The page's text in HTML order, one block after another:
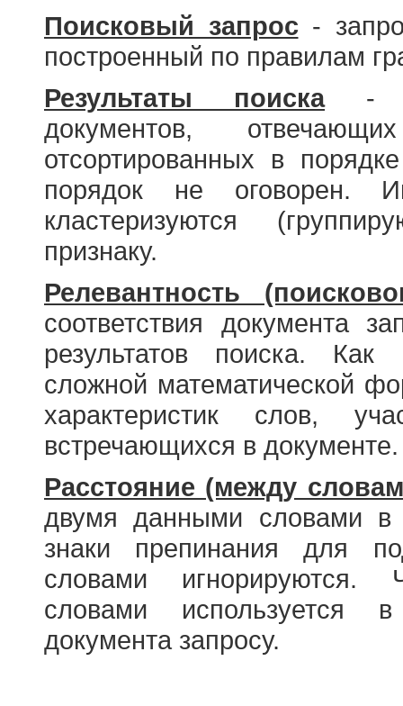
Поисковый запрос-
построенный по правилам
Результаты поиска-
документов,
отсортированных в
порядок не оговорен.
кластеризуются
признаку.
Релевантность
соответствия документа
результатов поиска.
сложной математической
характеристик слов,
встречающихся в документе.
Расстояние (между
двумя данными словами в
знаки препинания для
словами игнорируются.
словами используется в
документа запросу.